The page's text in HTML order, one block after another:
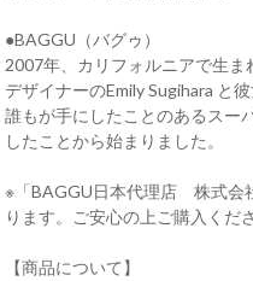
●BAGGU（バグゥ）
2007年、カリフォルニアで生ま
デザイナーのEmily Sugihara と
誰もが手にしたことのあるスー
したことから始まりました。
※「BAGGU日本代理店 株式会
ります。ご安心の上ご購入くださ
【商品について】